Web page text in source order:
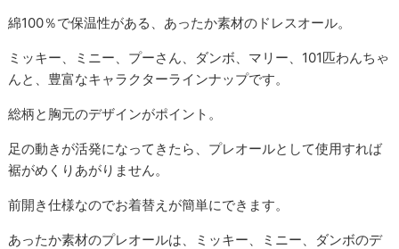
綿100％で保温性がある、あったか素材のドレスオール。
ミッキー、ミニー、プーさん、ダンボ、マリー、101匹わんちゃ
んと、豊富なキャラクターラインナップです。
総柄と胸元のデザインがポイント。
足の動きが活発になってきたら、プレオールとして使用すれば
裾がめくりあがりません。
前開き仕様なのでお着替えが簡単にできます。
あったか素材のプレオールは、ミッキー、ミニー、ダンボのデ